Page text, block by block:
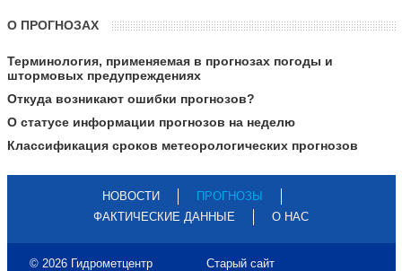
О ПРОГНОЗАХ
Терминология, применяемая в прогнозах погоды и
штормовых предупреждениях
Откуда возникают ошибки прогнозов?
О статусе информации прогнозов на неделю
Классификация сроков метеорологических прогнозов
НОВОСТИ
ПРОГНОЗЫ
ФАКТИЧЕСКИЕ ДАННЫЕ
О НАС
© 2026 Гидрометцентр
Старый сайт